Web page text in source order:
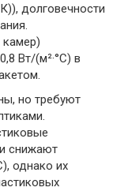
долговечности
Вт/(м²·°C) в
но требуют
снижают
однако их